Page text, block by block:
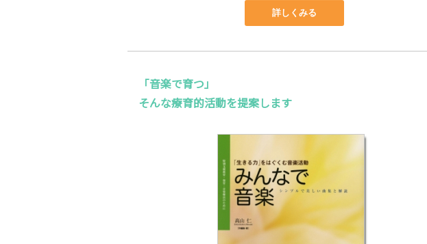
詳しくみる
「音楽で育つ」
そんな療育的活動を提案します